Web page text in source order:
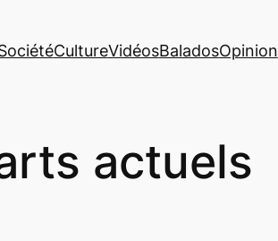
CultureVidéosBaladosOpinion
actuels